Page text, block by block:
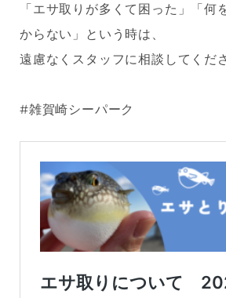
「エサ取りが多くて困った」「何
からない」という時は、
遠慮なくスタッフに相談してくだ
#雑賀崎シーパーク